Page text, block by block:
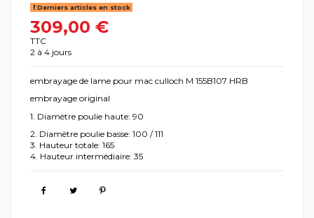
Derniers articles en stock
309,00 €
TTC
2 à 4 jours
embrayage de lame pour mac culloch M 155B107 HRB
embrayage original
1. Diamètre poulie haute: 90
2. Diamètre poulie basse: 100 / 111
3. Hauteur totale: 165
4. Hauteur intermédiaire: 35